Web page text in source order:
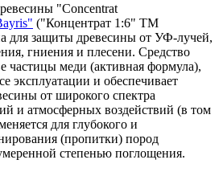
"Concentrat
("Концентрат 1:6" ТМ
для защиты древесины от УФ-лучей,
гниения и плесени. Средство
частицы меди (активная формула),
эксплуатации и обеспечивает
от широкого спектра
и атмосферных воздействий (в том
для глубокого и
(пропитки) пород
степенью поглощения.